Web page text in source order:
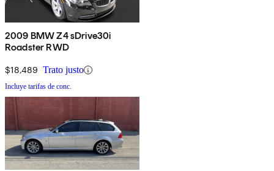
2009 BMW Z4 sDrive30i
Roadster RWD
$18,489 Trato justo
Incluye tarifas de conc.